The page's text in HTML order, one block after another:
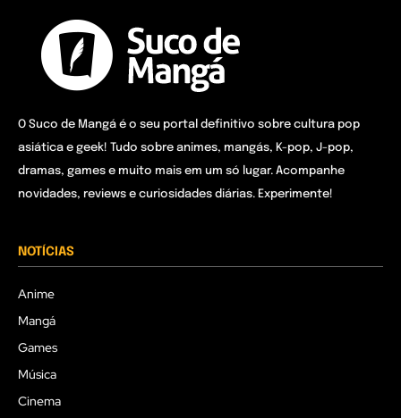
O Suco de Mangá é o seu portal definitivo sobre cultura pop
asiática e geek! Tudo sobre animes, mangás, K-pop, J-pop,
dramas, games e muito mais em um só lugar. Acompanhe
novidades, reviews e curiosidades diárias. Experimente!
NOTÍCIAS
Anime
Mangá
Games
Música
Cinema